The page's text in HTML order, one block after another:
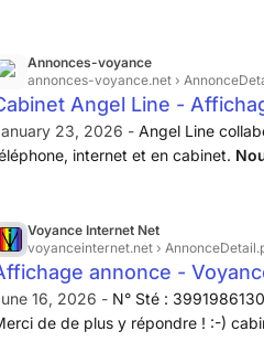
Annonces-voyance
annonces-voyance.net ›
Angel Line -
23, 2026 - Angel Line
internet et en cabinet.
Voyance Internet Net
voyanceinternet.net ›
annonce -
16, 2026 - N° Sté :
de de plus y répondre ! :-)